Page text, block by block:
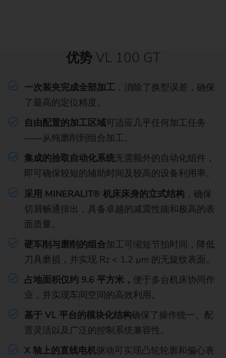
优势 VL 100 GT
一次装夹完成全部加工 ，消除了换型误差，确保
了最高的定位精度。
自由配置的加工区域可适应几乎任何加工任务
——从纯磨削到组合加工。
集成的拾取自动化系统无需额外的自动化组件，
即可确保较短的辅助时间及较高的设备利用率。
采用 MINERALIT® 机床床身的立式结构 ，确保
切屑畅通排出，具备卓越的减震性能和极高的表
面质量。
硬车削与磨削的组合加工可缩短节拍时间，降低
刀具磨损，并实现 Rz < 1.2 µm 的无旋纹表面。
占地面积仅约 9.6 平方米， 便于多台机床协同作
业，并实现车间空间的高效利用。
基于 VL 平台的模块化结构确保了操作统一、配
置灵活以及广泛的控制系统兼容性。
X 轴上的直线电机驱动可实现凸轮轮廓和偏心表